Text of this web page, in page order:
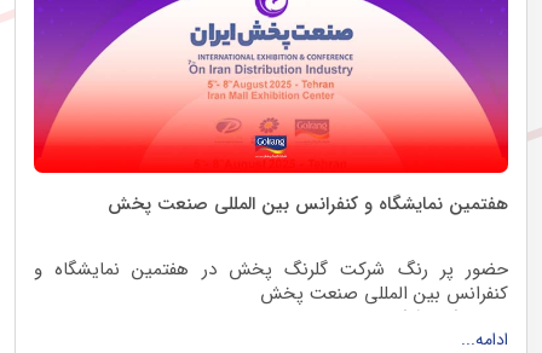
هفتمین نمایشگاه و کنفرانس بین المللی صنعت پخش
حضور پر رنگ شرکت گلرنگ پخش در هفتمین نمایشگاه و
کنفرانس بین المللی صنعت پخش
با مشارکت شرکت‌های :
hashtag#گلرنگ_پخش
ادامه...